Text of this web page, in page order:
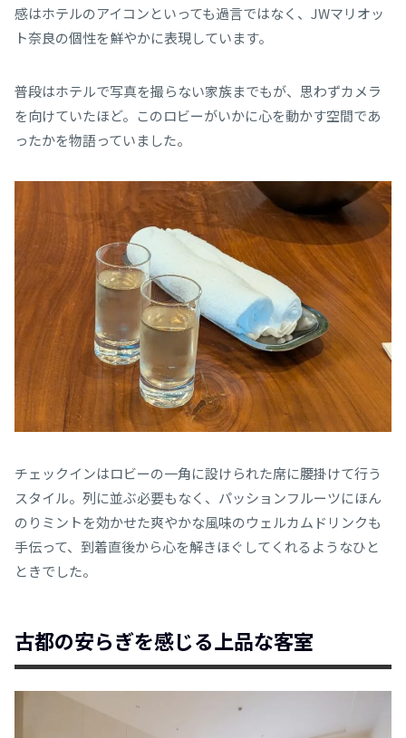
感はホテルのアイコンといっても過言ではなく、JWマリオッ
ト奈良の個性を鮮やかに表現しています。
普段はホテルで写真を撮らない家族までもが、思わずカメラ
を向けていたほど。このロビーがいかに心を動かす空間であ
ったかを物語っていました。
チェックインはロビーの一角に設けられた席に腰掛けて行う
スタイル。列に並ぶ必要もなく、パッションフルーツにほん
のりミントを効かせた爽やかな風味のウェルカムドリンクも
手伝って、到着直後から心を解きほぐしてくれるようなひと
ときでした。
古都の安らぎを感じる上品な客室